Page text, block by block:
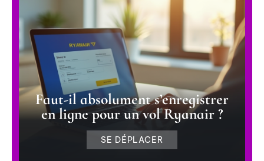
Faut-il absolument s’enregistrer
en ligne pour un vol Ryanair ?
SE DÉPLACER